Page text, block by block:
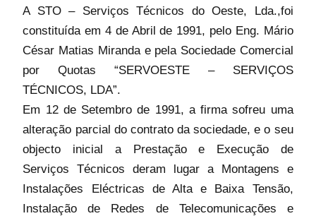
A STO – Serviços Técnicos do Oeste, Lda.,foi
constituída em 4 de Abril de 1991, pelo Eng. Mário
César Matias Miranda e pela Sociedade Comercial
por Quotas “SERVOESTE – SERVIÇOS
TÉCNICOS, LDA”.
Em 12 de Setembro de 1991, a firma sofreu uma
alteração parcial do contrato da sociedade, e o seu
objecto inicial a Prestação e Execução de
Serviços Técnicos deram lugar a Montagens e
Instalações Eléctricas de Alta e Baixa Tensão,
Instalação de Redes de Telecomunicações e